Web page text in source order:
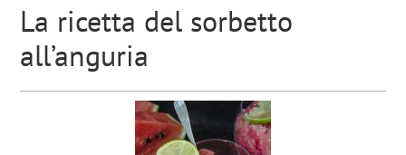
La ricetta del sorbetto
all’anguria